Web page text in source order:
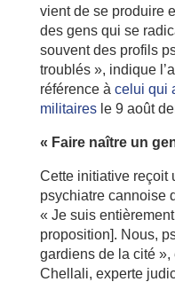
vient de se produire
des gens qui se
souvent des profils
troublés », indique
référence à celui qui
militairesle 9 août
« Faire naître un
Cette initiative reçoit
psychiatre cannoise
« Je suis
proposition]. Nous,
gardiens de la cité
Chellali, experte